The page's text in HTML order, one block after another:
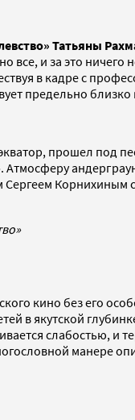
Татьяны
и за это ничего
в кадре с
предельно близко
прошел под
Атмосферу
Корнихиным
кино без его
в якутской
слабостью,
манере